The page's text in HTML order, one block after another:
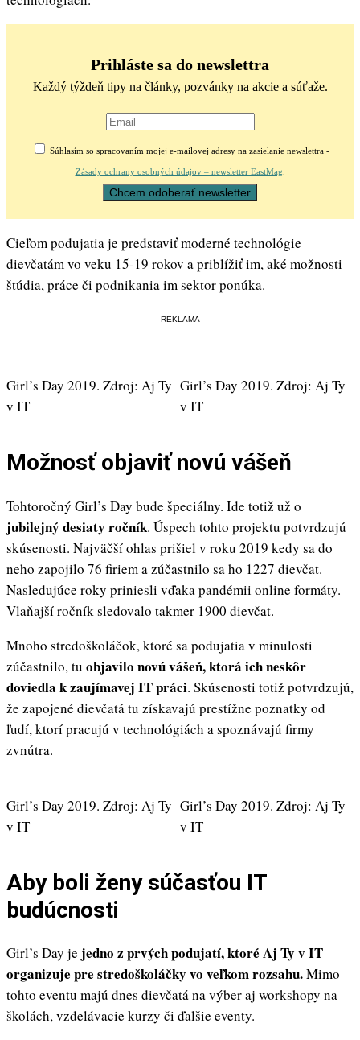
Prihláste sa do newslettra
Každý týždeň tipy na články, pozvánky na akcie a súťaže.
Súhlasím so spracovaním mojej e-mailovej adresy na zasielanie newslettra -
Zásady ochrany osobných údajov – newsletter EastMag
Cieľom podujatia je predstaviť moderné technológie
dievčatám vo veku 15-19 rokov a priblížiť im, aké možnosti
štúdia, práce či podnikania im sektor ponúka.
REKLAMA
Girl’s Day 2019. Zdroj: Aj Ty
v IT
Girl’s Day 2019. Zdroj: Aj Ty
v IT
Možnosť objaviť novú vášeň
Tohtoročný Girl’s Day bude špeciálny. Ide totiž už o
jubilejný desiaty ročník. Úspech tohto projektu potvrdzujú
skúsenosti. Najväčší ohlas prišiel v roku 2019 kedy sa do
neho zapojilo 76 firiem a zúčastnilo sa ho 1227 dievčat.
Nasledujúce roky priniesli vďaka pandémii online formáty.
Vlaňajší ročník sledovalo takmer 1900 dievčat.
Mnoho stredoškoláčok, ktoré sa podujatia v minulosti
zúčastnilo, tu objavilo novú vášeň, ktorá ich neskôr
doviedla k zaujímavej IT práci. Skúsenosti totiž potvrdzujú,
že zapojené dievčatá tu získavajú prestížne poznatky od
ľudí, ktorí pracujú v technológiách a spoznávajú firmy
zvnútra.
Girl’s Day 2019. Zdroj: Aj Ty
v IT
Girl’s Day 2019. Zdroj: Aj Ty
v IT
Aby boli ženy súčasťou IT
budúcnosti
Girl’s Day je jedno z prvých podujatí, ktoré Aj Ty v IT
organizuje pre stredoškoláčky vo veľkom rozsahu.Mimo
tohto eventu majú dnes dievčatá na výber aj workshopy na
školách, vzdelávacie kurzy či ďalšie eventy.